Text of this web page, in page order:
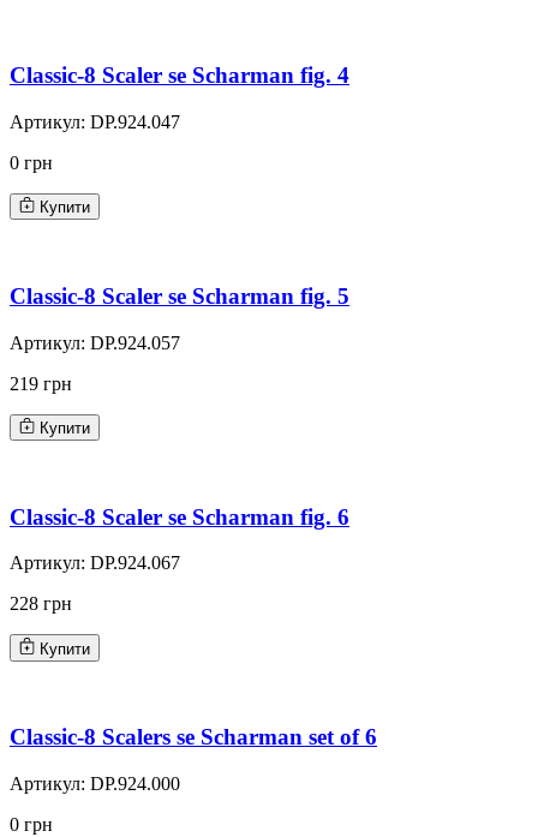
Classic-8 Scaler se Scharman fig. 4
Артикул: DP.924.047
0 грн
Купити
Classic-8 Scaler se Scharman fig. 5
Артикул: DP.924.057
219 грн
Купити
Classic-8 Scaler se Scharman fig. 6
Артикул: DP.924.067
228 грн
Купити
Classic-8 Scalers se Scharman set of 6
Артикул: DP.924.000
0 грн